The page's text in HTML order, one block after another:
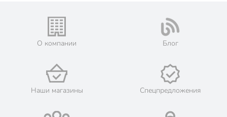
Жители Московской области могут сделать заказ и оплатить
его онлайн на официальном сайте сети магазинов Порядок.
💳 Оплата: онлайн на сайте интернет-гипермаркета или
🛍 Скидки, акции, распродажи каждый день!
📜 Только оригинальная продукция. Интернет-гипермаркет
Порядок - официальный представитель ведущих мировых
марок.
О компании Блог
Наши магазины Спецпредложения